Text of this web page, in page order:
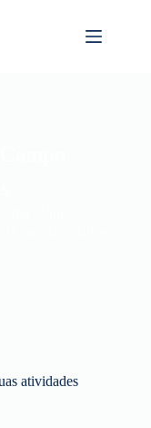
atividades